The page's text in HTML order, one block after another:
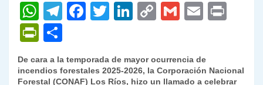
W
h
at
s
T
gr
F
e
T
er
Li
e
C
y
G
l
E
l
P
nt
o
m
De cara a la temporada de mayor ocurrencia de
incendios forestales 2025-2026, la Corporación Nacional
Forestal (CONAF) Los Ríos, hizo un llamado a celebrar